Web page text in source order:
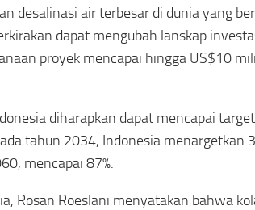
desalinasi air terbesar di dunia yang
dapat mengubah lanskap
proyek mencapai hingga US$10
diharapkan dapat mencapai
tahun 2034, Indonesia menargetkan
mencapai 87%.
Rosan Roeslani menyatakan bahwa